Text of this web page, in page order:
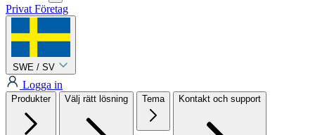
Privat Företag
SWE / SV
Logga in
Produkter Välj rätt lösning Tema Kontakt och support